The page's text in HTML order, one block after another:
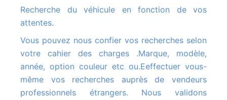
Recherche du véhicule en fonction de vos
attentes.
Vous pouvez nous confier vos recherches selon
votre cahier des charges .Marque, modèle,
année, option couleur etc ou.Eeffectuer vous-
même vos recherches auprès de vendeurs
professionnels étrangers. Nous validons